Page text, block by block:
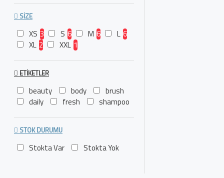
SIZE
XS 3 S 6 M 6 L 6
XL 2 XXL 1
ETIKETLER
beauty body
brush
daily
fresh shampoo
STOK DURUMU
Stokta Var Stokta Yok